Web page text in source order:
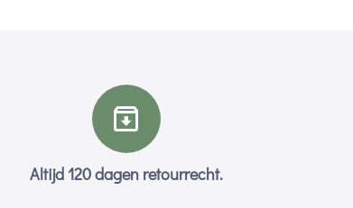
Altijd 120 dagen retourrecht.